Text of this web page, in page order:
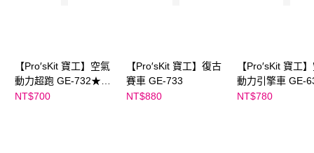
【Pro′sKit 寶工】空氣
動力超跑 GE-732★米
蘭老師推薦
NT$700
【Pro′sKit 寶工】復古
賽車 GE-733
NT$880
【Pro′sKit 寶工
動力引擎車 GE-
STEAM x 科學玩
NT$780